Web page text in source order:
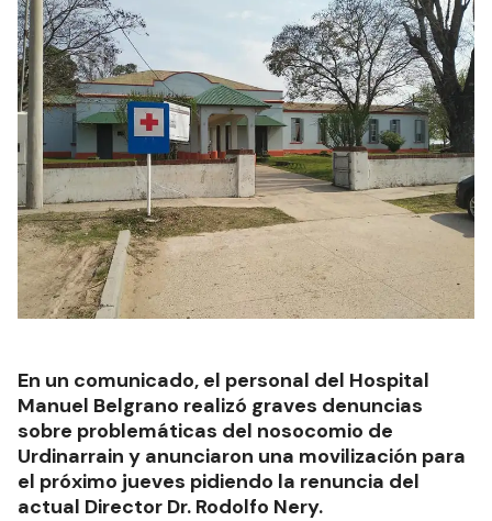
En un comunicado, el personal del Hospital
Manuel Belgrano realizó graves denuncias
sobre problemáticas del nosocomio de
Urdinarrain y anunciaron una movilización para
el próximo jueves pidiendo la renuncia del
actual Director Dr. Rodolfo Nery.